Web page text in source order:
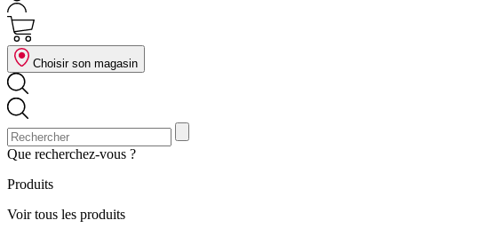
Choisir son magasin
Que recherchez-vous ?
Produits
Voir tous les produits